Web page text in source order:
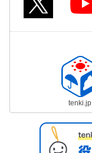
tenki.jp